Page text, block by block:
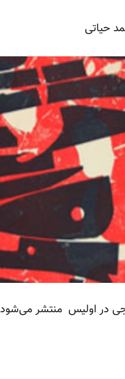
حیاتی
در اولیس منتشر می‌شود